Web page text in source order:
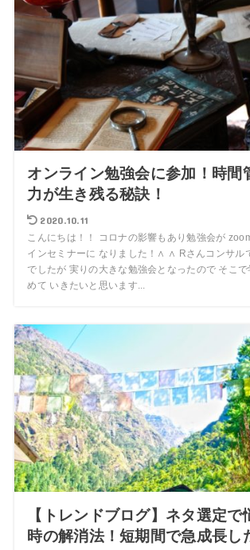
オンライン勉強会に参加！時間
力が生き残る秘訣！
2020.10.11
こんにちは！！ コロナの影響もあり勉強会が
インセミナーに なりました！∧ ∧ Rさんコンサル
でしたが 実りの大きな勉強会となったので そこで
めて いきたいと思います...
【トレンドブログ】ネタ選定で
時の解消法！短期間で急成長し